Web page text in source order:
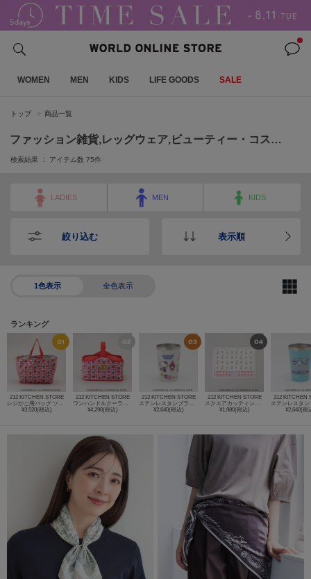
WOMEN MEN KIDS LIFE GOODS SALE
トップ 商品一覧
ファッション雑貨,レッグウェア,ビューティー・コスメ,キャラクター,家電・照明
検索結果 ： アイテム数 75件
LADIES MEN KIDS
絞り込む 表示順
1色表示 全色表示
ランキング
212 KITCHEN STORE
¥3,520(税込)
212 KITCHEN STORE
¥4,290(税込)
212 KITCHEN STORE
¥2,640(税込)
212 KITCHEN STORE
¥1,980(税込)
212 KITCHEN
¥2,640(税